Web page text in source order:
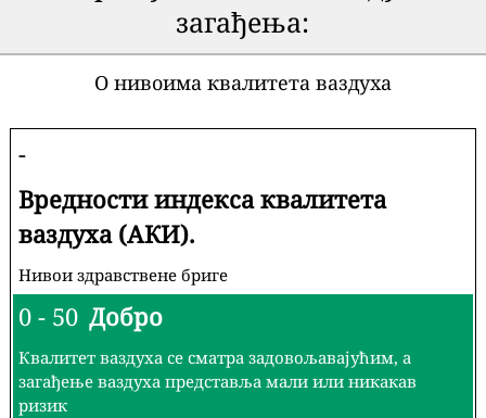
загађења:
О нивоима квалитета ваздуха
-
Вредности индекса квалитета
ваздуха (АКИ).
Нивои здравствене бриге
0 - 50 Добро
Квалитет ваздуха се сматра задовољавајућим, а
загађење ваздуха представља мали или никакав
ризик